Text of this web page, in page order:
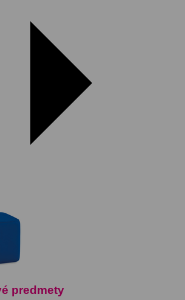
predmety